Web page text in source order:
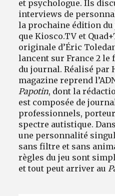
et psychologue. Ils
interviews de
la prochaine édition du
que Kiosco.TV et
originale d’Éric
lancent sur France 2
du journal. Réalisé par
magazine reprend
Papotin, dont la
est composée de
professionnels,
spectre autistique.
une personnalité
sans filtre et sans
règles du jeu sont
et tout peut arriver au